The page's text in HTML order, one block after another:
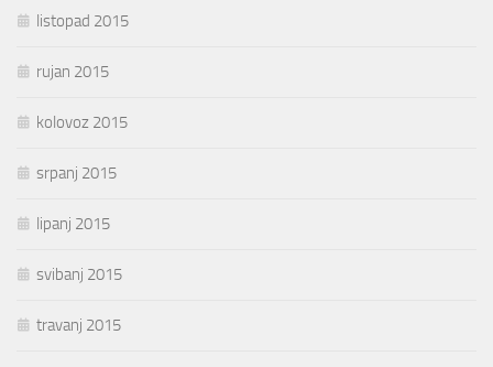
listopad 2015
rujan 2015
kolovoz 2015
srpanj 2015
lipanj 2015
svibanj 2015
travanj 2015